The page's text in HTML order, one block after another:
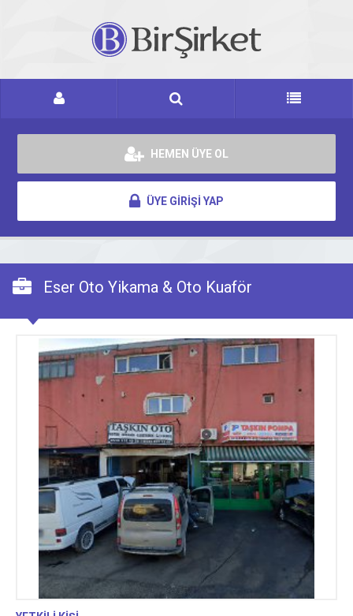
HEMEN ÜYE OL
ÜYE GİRİŞİ YAP
Eser Oto Yikama & Oto Kuaför